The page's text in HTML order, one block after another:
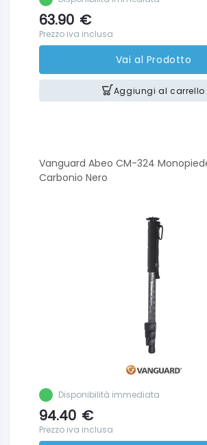
63.90 €
Prezzo iva inclusa
Vai al Prodotto
Aggiungi al carrello
Vanguard Abeo CM-324
Carbonio Nero
Disponibilità immediata
94.40 €
Prezzo iva inclusa